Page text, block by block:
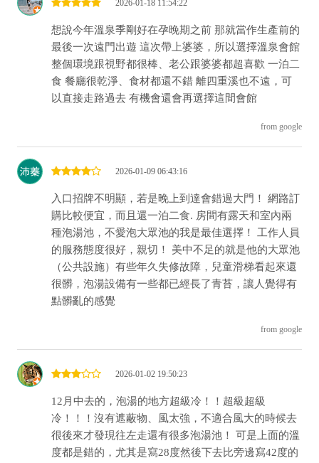
●湯屋內另提供飲用礦泉水。
●泡湯嚴禁攜帶寵物進入及開伙。
●配合環保政策，減少塑膠製品，不提供塑膠提袋，敬請見諒。
●元旦連續假期、農曆春節期間收費調整，以現場（公告）收費
●元旦連續假期、農曆春節期間：住宿券、泡湯券、大眾券均暫
●資訊與價格若有異動，請以會館現場公告為準，恕不另行通
------------------------------------------------------
【泡湯注意事項】
▲泡湯前應先徹底洗淨身體。
▲患有心臟病、肺病、高血壓、糖尿病及其他循環系統障礙等
慢性疾病者，應依醫師指示入浴。
▲泡湯後應適量補充水分。
▲泡湯應依序足浴、半身浴、全身浴，浸泡高度不宜超過心
▲泡湯後有任何不適，請立即出浴並通知服務人員。
▲女性生理期間禁止泡湯。
▲禁止攜帶寵物泡湯。
▲孕婦、行動不便者、老人及孩童，應避免單獨一人泡湯。
▲酒醉、空腹及飽食後，不宜泡湯。
▲泡湯時間一次不宜超過十五分鐘，總時間不宜超過一小時。
▲出浴後不宜直接進入烤箱、蒸氣室。
2026-01-18 11:54:22
想說今年溫泉季剛好在孕晚期之前 那就當作生產前的
最後一次遠門出遊 這次帶上婆婆，所以選擇溫泉會館
整個環境跟視野都很棒、老公跟婆婆都超喜歡 一泊二
食 餐廳很乾淨、食材都還不錯 離四重溪也不遠，可
以直接走路過去 有機會還會再選擇這間會館
from google
2026-01-09 06:43:16
入口招牌不明顯，若是晚上到達會錯過大門！ 網路訂
購比較便宜，而且還一泊二食. 房間有露天和室內兩
種泡湯池，不愛泡大眾池的我是最佳選擇！ 工作人員
的服務態度很好，親切！ 美中不足的就是他的大眾池
（公共設施）有些年久失修故障，兒童滑梯看起來還
很髒，泡湯設備有一些都已經長了青苔，讓人覺得有
點髒亂的感覺
from google
2026-01-02 19:50:23
12月中去的，泡湯的地方超級冷！！超級超級
冷！！！沒有遮蔽物、風太強，不適合風大的時候去
很後來才發現往左走還有很多泡湯池！ 可是上面的溫
度都是錯的，尤其是寫28度然後下去比旁邊寫42度的